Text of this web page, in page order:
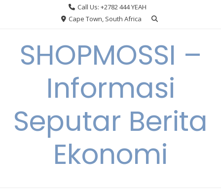
Call Us: +2782 444 YEAH
Cape Town, South Africa
SHOPMOSSI –
Informasi
Seputar Berita
Ekonomi